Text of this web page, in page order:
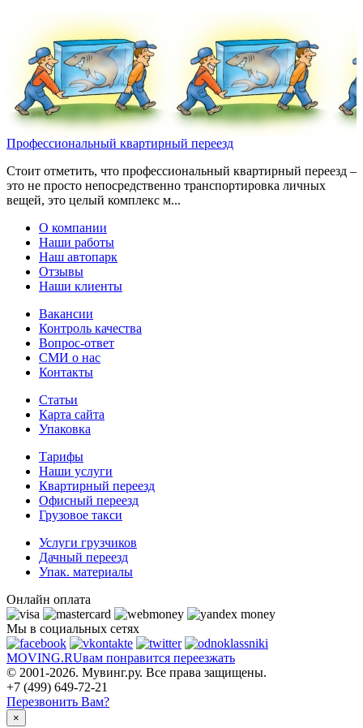
Профессиональный квартирный переезд
Стоит отметить, что профессиональный квартирный переезд –
это не просто непосредственно транспортировка личных
вещей, это целый комплекс м...
О компании
Наши работы
Наш автопарк
Отзывы
Наши клиенты
Вакансии
Контроль качества
Вопрос-ответ
СМИ о нас
Контакты
Статьи
Карта сайта
Упаковка
Тарифы
Наши услуги
Квартирный переезд
Офисный переезд
Грузовое такси
Услуги грузчиков
Дачный переезд
Упак. материалы
Онлайн оплата
Мы в социальных сетях
MOVING.RUвам понравится переезжать
© 2001-2026. Мувинг.ру. Все права защищены.
+7 (499) 649-72-21
Перезвонить Вам?
×